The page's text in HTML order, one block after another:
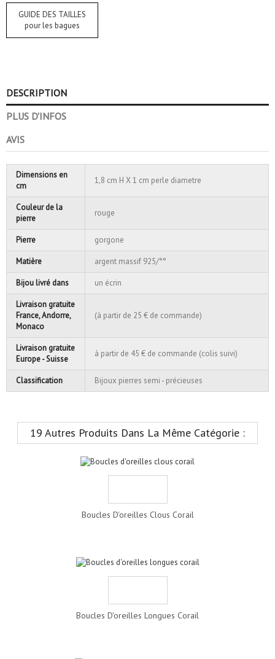
GUIDE DES TAILLES
pour les bagues
DESCRIPTION
PLUS D'INFOS
AVIS
Dimensions en
cm
1,8 cm H X 1 cm perle diametre
Couleur de la
pierre
rouge
Pierre gorgone
Matière argent massif 925/°°
Bijou livré dans un écrin
Livraison gratuite
France, Andorre,
Monaco
(à partir de 25 € de commande)
Livraison gratuite
Europe - Suisse
à partir de 45 € de commande (colis suivi)
Classification Bijoux pierres semi - précieuses
19 Autres Produits Dans La Même Catégorie :
Boucles D'oreilles Clous Corail
Boucles D'oreilles Longues Corail